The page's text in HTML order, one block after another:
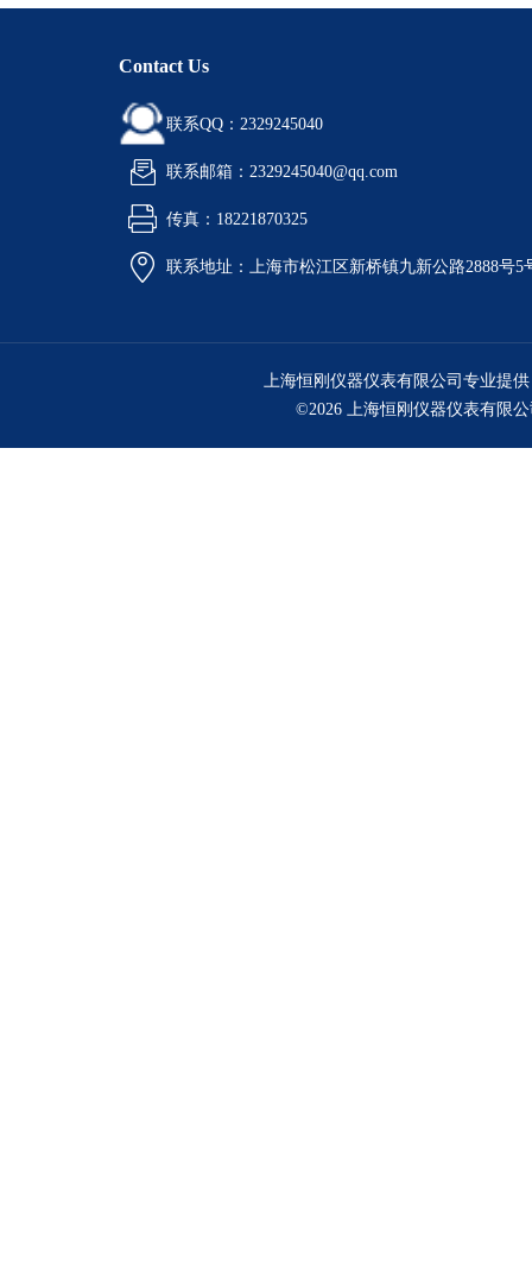
Contact Us
联系QQ：2329245040
联系邮箱：2329245040@qq.com
传真：18221870325
联系地址：上海市松江区新桥镇九新公路2888号5
上海恒刚仪器仪表有限公司专业提
©2026 上海恒刚仪器仪表有限